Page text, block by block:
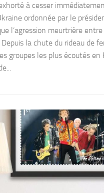
à cesser
ordonnée par le
l’agression meurtrière
la chute du rideau de
groupes les plus écoutés en